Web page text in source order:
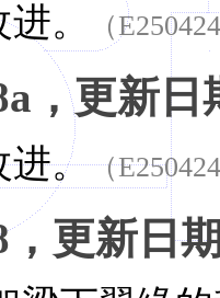
。 （
，更新日
进。（
，更新日